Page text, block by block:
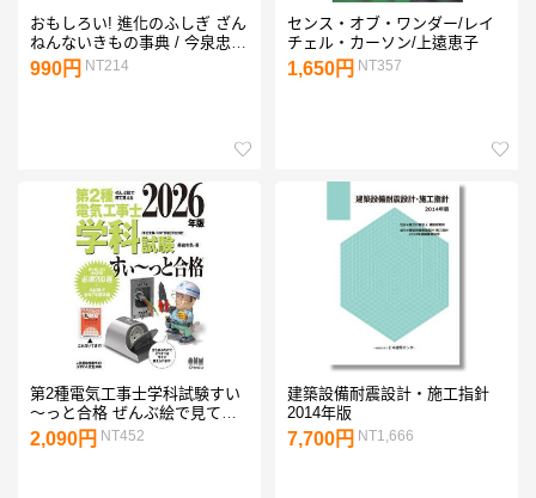
おもしろい! 進化のふしぎ ざん
ねんないきもの事典 / 今泉忠明
〔本〕
990円 NT214
センス・オブ・ワンダー/レイ
チェル・カーソン/上遠恵子
1,650円 NT357
第2種電気工事士学科試験すい
〜っと合格 ぜんぶ絵で見て覚
える 2026年版/藤瀧和弘
2,090円 NT452
建築設備耐震設計・施工指針
2014年版
7,700円 NT1,666